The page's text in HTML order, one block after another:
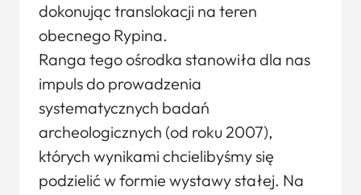
dokonując translokacji na teren
obecnego Rypina.
Ranga tego ośrodka stanowiła dla nas
impuls do prowadzenia
systematycznych badań
archeologicznych (od roku 2007),
których wynikami chcielibyśmy się
podzielić w formie wystawy stałej. Na